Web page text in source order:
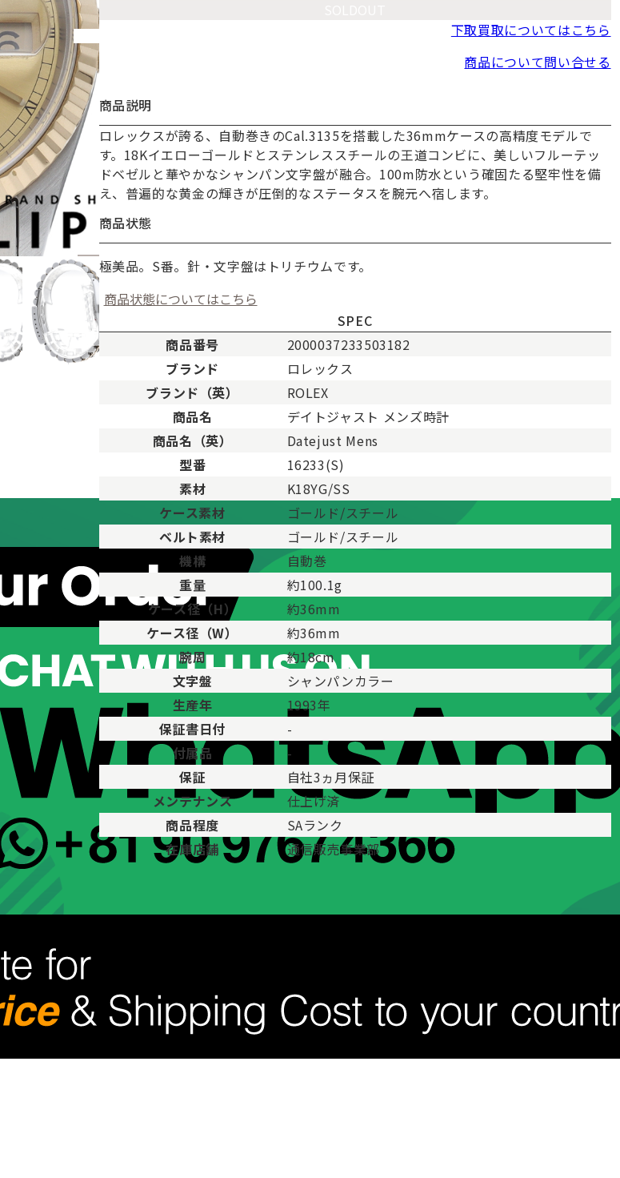
下取買取についてはこちら
商品について問い合せる
続ける カートへ進む
商品説明
ロレックスが誇る、自動巻きのCal.3135を搭載した36mmケースの高精度モデルで
す。18Kイエローゴールドとステンレススチールの王道コンビに、美しいフルーテッ
ドベゼルと華やかなシャンパン文字盤が融合。100m防水という確固たる堅牢性を備
え、普遍的な黄金の輝きが圧倒的なステータスを腕元へ宿します。
商品状態
極美品。S番。針・文字盤はトリチウムです。
商品状態についてはこちら
新品に近い状態の商品。
い商品。
なめで比較的状態の良い商品。
あり、目立つ場合があります。
SPEC
商品番号
2000037233503182
ブランド
ロレックス
ブランド（英）
ROLEX
商品名
デイトジャスト メンズ時計
商品名（英）
Datejust Mens
型番
16233(S)
素材
K18YG/SS
ケース素材
ゴールド/スチール
ベルト素材
ゴールド/スチール
機構
自動巻
重量
約100.1g
ケース径（H）
約36mm
ケース径（W）
約36mm
腕周
約18cm
文字盤
シャンパンカラー
生産年
1993年
保証書日付
-
付属品
-
保証
自社3ヵ月保証
メンテナンス
仕上げ済
商品程度
SAランク
在庫店舗
通信販売事業部